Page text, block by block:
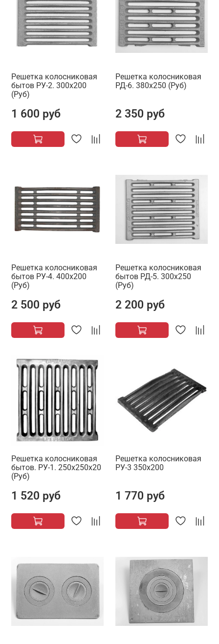
Решетка колосниковая
бытов РУ-2. 300х200
(Руб)
1 600 руб
Решетка колосниковая
РД-6. 380х250 (Руб)
2 350 руб
Решетка колосниковая
бытов РУ-4. 400х200
(Руб)
2 500 руб
Решетка колосниковая
бытов РД-5. 300х250
(Руб)
2 200 руб
Решетка колосниковая
бытов. РУ-1. 250х250х20
(Руб)
1 520 руб
Решетка колосниковая
РУ-3 350х200
1 770 руб